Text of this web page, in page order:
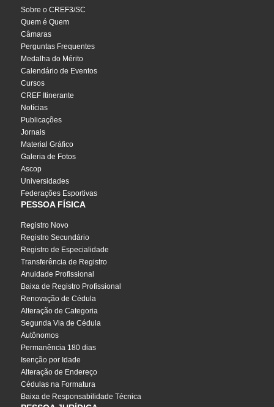
Sobre o CREF3/SC
Quem é Quem
Câmaras
Perguntas Frequentes
Medalha do Mérito
Calendário de Eventos
Cursos
CREF Itinerante
Notícias
Publicações
Jornais
Material Gráfico
Galeria de Fotos
Ascop
Universidades
Federações Esportivas
PESSOA FÍSICA
Registro Novo
Registro Secundário
Registro de Especialidade
Transferência de Registro
Anuidade Profissional
Baixa de Registro Profissional
Renovação de Cédula
Alteração de Categoria
Segunda Via de Cédula
Autônomos
Permanência 180 dias
Isenção por Idade
Alteração de Endereço
Cédulas na Formatura
Baixa de Responsabilidade Técnica